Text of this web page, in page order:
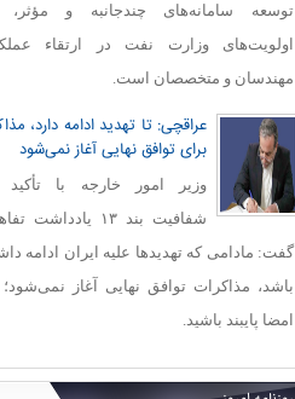
توسعه سامانه‌های چندجانبه و مؤثر،
اولویت‌های وزارت نفت در ارتقاء
مهندسان و متخصصان است.
عراقچی: تا تهدید ادامه دارد،
برای توافق نهایی آغاز نمی‌شود
وزیر امور خارجه با تأکید
شفافیت بند ۱۳ یادداشت
گفت: مادامی که تهدیدها علیه ایران ادامه
باشد، مذاکرات توافق نهایی آغاز نمی‌شود؛
امضا پایبند باشید.